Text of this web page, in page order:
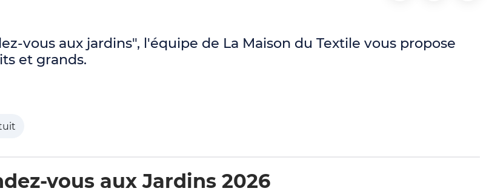
meilleur état. Merci de votre
compréhension.
vous aux jardins", l'équipe de La Maison du Textile vous propose
et grands.
vous aux Jardins 2026